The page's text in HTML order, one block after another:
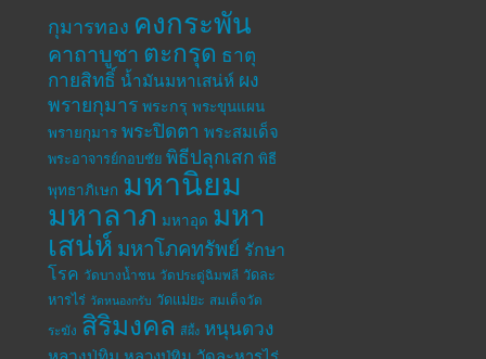
กุมารทอง คงกระพัน
คาถาบูชา ตะกรุด ธาตุ
กายสิทธิ์ น้ำมันมหาเสน่ห์ ผง
พรายกุมาร พระกรุ พระขุนแผน
พรายกุมาร พระปิดตา พระสมเด็จ
พระอาจารย์กอบชัย พิธีปลุกเสก พิธี
พุทธาภิเษก มหานิยม
มหาลาภ มหาอุด มหา
เสน่ห์ มหาโภคทรัพย์ รักษา
โรค วัดบางน้ำชน วัดประดู่ฉิมพลี วัดละ
หารไร่ วัดหนองกรับ วัดแม่ยะ สมเด็จวัด
ระฆัง สิริมงคล สีผึ้ง หนุนดวง